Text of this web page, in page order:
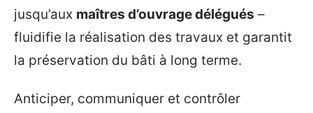
jusqu’aux maîtres d’ouvrage délégués –
fluidifie la réalisation des travaux et garantit
la préservation du bâti à long terme.
Anticiper, communiquer et contrôler